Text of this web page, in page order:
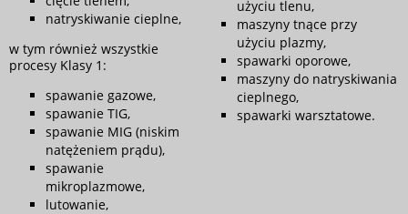
natryskiwanie cieplne,
w tym również wszystkie
procesy Klasy 1:
spawanie gazowe,
spawanie TIG,
spawanie MIG (niskim
natężeniem prądu),
spawanie
mikroplazmowe,
lutowanie,
użyciu tlenu,
maszyny tnące przy
użyciu plazmy,
spawarki oporowe,
maszyny do natryskiwania
cieplnego,
spawarki warsztatowe.